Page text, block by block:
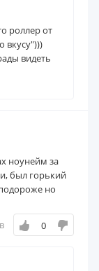
роллер от
вкусу")))
видеть
ноунейм за
был горький
но
0